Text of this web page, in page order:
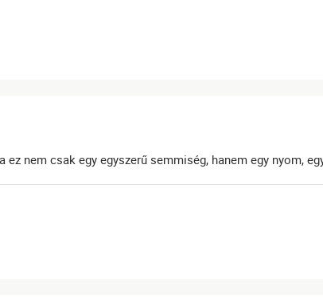
nem csak egy egyszerű semmiség, hanem egy nyom,